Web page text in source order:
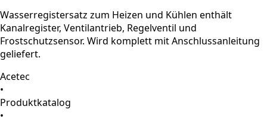
Wasserregistersatz zum Heizen und Kühlen enthält
Kanalregister, Ventilantrieb, Regelventil und
Frostschutzsensor. Wird komplett mit Anschlussanleitung
geliefert.
Acetec
•
Produktkatalog
•